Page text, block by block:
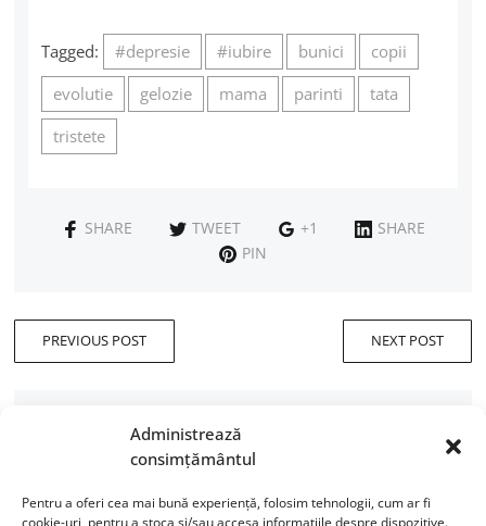
Administrează
consimțământul
Pentru a oferi cea mai bună experiență, folosim tehnologii, cum ar fi
cookie-uri, pentru a stoca și/sau accesa informațiile despre dispozitive.
Tagged: #depresie #iubire bunici
copii
evolutie
gelozie mama parinti
tata
tristete
SHARE TWEET +1
SHARE
PIN
PREVIOUS POST NEXT POST
YOU MIGHT ALSO LIKE